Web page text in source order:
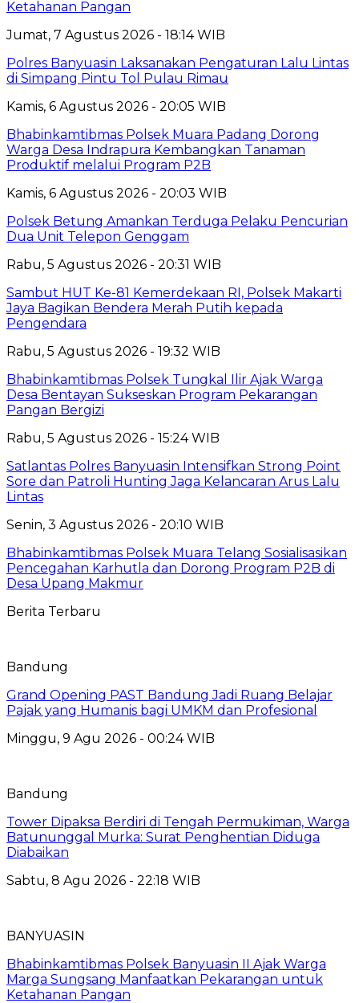
Ketahanan Pangan
Jumat, 7 Agustus 2026 - 18:14 WIB
Polres Banyuasin Laksanakan Pengaturan Lalu Lintas
di Simpang Pintu Tol Pulau Rimau
Kamis, 6 Agustus 2026 - 20:05 WIB
Bhabinkamtibmas Polsek Muara Padang Dorong
Warga Desa Indrapura Kembangkan Tanaman
Produktif melalui Program P2B
Kamis, 6 Agustus 2026 - 20:03 WIB
Polsek Betung Amankan Terduga Pelaku Pencurian
Dua Unit Telepon Genggam
Rabu, 5 Agustus 2026 - 20:31 WIB
Sambut HUT Ke-81 Kemerdekaan RI, Polsek Makarti
Jaya Bagikan Bendera Merah Putih kepada
Pengendara
Rabu, 5 Agustus 2026 - 19:32 WIB
Bhabinkamtibmas Polsek Tungkal Ilir Ajak Warga
Desa Bentayan Sukseskan Program Pekarangan
Pangan Bergizi
Rabu, 5 Agustus 2026 - 15:24 WIB
Satlantas Polres Banyuasin Intensifkan Strong Point
Sore dan Patroli Hunting Jaga Kelancaran Arus Lalu
Lintas
Senin, 3 Agustus 2026 - 20:10 WIB
Bhabinkamtibmas Polsek Muara Telang Sosialisasikan
Pencegahan Karhutla dan Dorong Program P2B di
Desa Upang Makmur
Berita Terbaru
Bandung
Grand Opening PAST Bandung Jadi Ruang Belajar
Pajak yang Humanis bagi UMKM dan Profesional
Minggu, 9 Agu 2026 - 00:24 WIB
Bandung
Tower Dipaksa Berdiri di Tengah Permukiman, Warga
Batununggal Murka: Surat Penghentian Diduga
Diabaikan
Sabtu, 8 Agu 2026 - 22:18 WIB
BANYUASIN
Bhabinkamtibmas Polsek Banyuasin II Ajak Warga
Marga Sungsang Manfaatkan Pekarangan untuk
Ketahanan Pangan